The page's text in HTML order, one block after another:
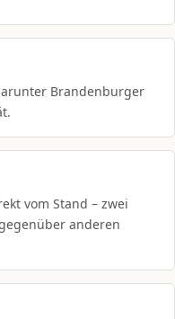
Brandenburger
vom Stand – zwei
anderen